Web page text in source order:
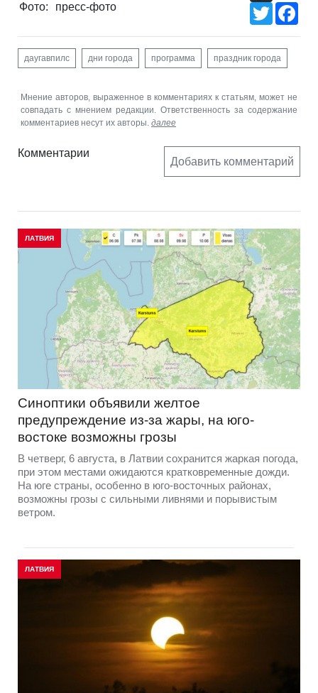
Фото:
пресс-фото
Twitter
даугавпилс дни города программа праздник города
Мнение авторов, выраженное в комментариях к статьям, может не
совпадать с мнением редакции. Ответственность за содержание
комментариев несут их авторы. далее
Комментарии
Добавить комментарий
ЛАТВИЯ
Синоптики объявили желтое
предупреждение из-за жары, на юго-
востоке возможны грозы
В четверг, 6 августа, в Латвии сохранится жаркая погода,
при этом местами ожидаются кратковременные дожди.
На юге страны, особенно в юго-восточных районах,
возможны грозы с сильными ливнями и порывистым
ветром.
ЛАТВИЯ